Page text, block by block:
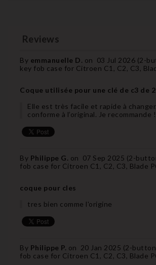
Reviews
By emmanuelle D. on 03 Jul 2026 (2-
key fob case for Citroen C1, C2, C3,
Coque utilisée pour une clé de c3 de
Elle est très facile et rapide à
conforme à l’original. Je recommande !
By Philippe G. on 07 Sep 2025 (2-
fob case for Citroen C1, C2, C3, Blade
coque pour cles
tres bien comme l'origine
By Philippe P. on 20 Jan 2025 (2-
fob case for Citroen C1, C2, C3, Blade